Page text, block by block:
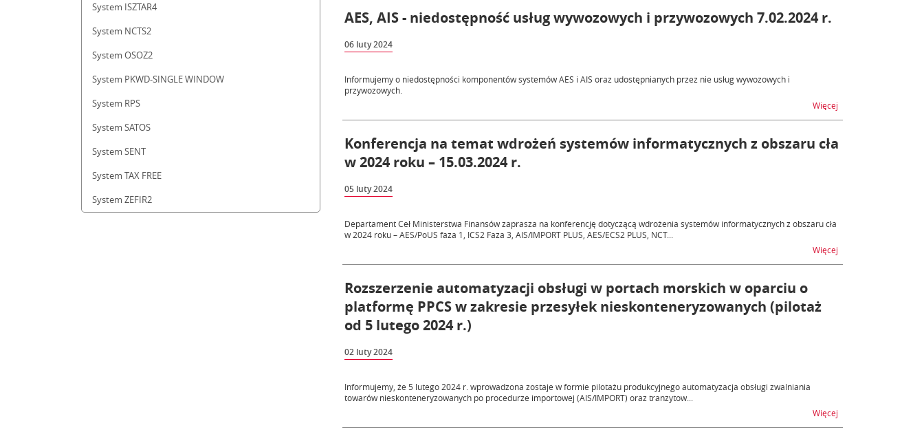
System ISZTAR4
System NCTS2
System OSOZ2
System PKWD-SINGLE WINDOW
System RPS
System SATOS
System SENT
System TAX FREE
System ZEFIR2
AES, AIS - niedostępność usług wywozowych i przywozowych 7.02.2024 r.
06 luty 2024
Informujemy o niedostępności komponentów systemów AES i AIS oraz udostępnianych przez nie usług wywozowych i
przywozowych.
Więcej
Konferencja na temat wdrożeń systemów informatycznych z obszaru cła
w 2024 roku – 15.03.2024 r.
05 luty 2024
Departament Ceł Ministerstwa Finansów zaprasza na konferencję dotyczącą wdrożenia systemów informatycznych z obszaru cła
w 2024 roku – AES/PoUS faza 1, ICS2 Faza 3, AIS/IMPORT PLUS, AES/ECS2 PLUS, NCT...
Więcej
Rozszerzenie automatyzacji obsługi w portach morskich w oparciu o
platformę PPCS w zakresie przesyłek nieskonteneryzowanych (pilotaż
od 5 lutego 2024 r.)
02 luty 2024
Informujemy, że 5 lutego 2024 r. wprowadzona zostaje w formie pilotażu produkcyjnego automatyzacja obsługi zwalniania
towarów nieskonteneryzowanych po procedurze importowej (AIS/IMPORT) oraz tranzytow...
Więcej